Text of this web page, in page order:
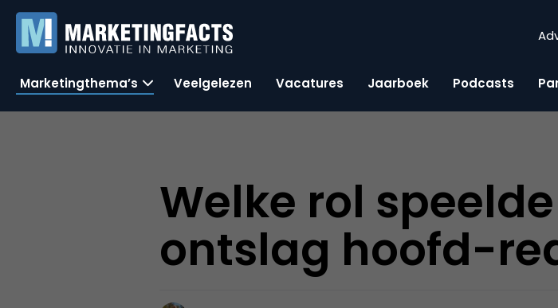
Marketingthema’s Veelgelezen Vacatures Jaarboek Podcasts
Welke rol
ontslag hoofd-